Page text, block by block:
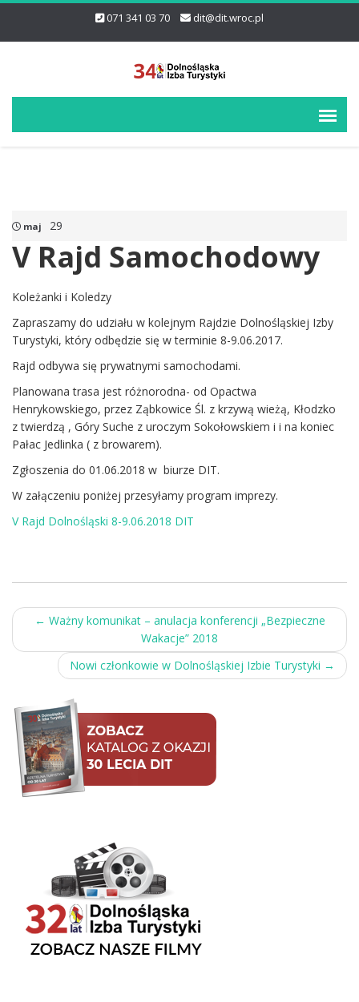
071 341 03 70 dit@dit.wroc.pl
maj 29
V Rajd Samochodowy
Koleżanki i Koledzy
Zapraszamy do udziału w kolejnym Rajdzie Dolnośląskiej Izby
Turystyki, który odbędzie się w terminie 8-9.06.2017.
Rajd odbywa się prywatnymi samochodami.
Planowana trasa jest różnorodna- od Opactwa
Henrykowskiego, przez Ząbkowice Śl. z krzywą wieżą, Kłodzko
z twierdzą , Góry Suche z uroczym Sokołowskiem i i na koniec
Pałac Jedlinka ( z browarem).
Zgłoszenia do 01.06.2018 w biurze DIT.
W załączeniu poniżej przesyłamy program imprezy.
V Rajd Dolnośląski 8-9.06.2018 DIT
Post
navigation
← Ważny komunikat – anulacja konferencji „Bezpieczne
Wakacje” 2018
Nowi członkowie w Dolnośląskiej Izbie Turystyki →